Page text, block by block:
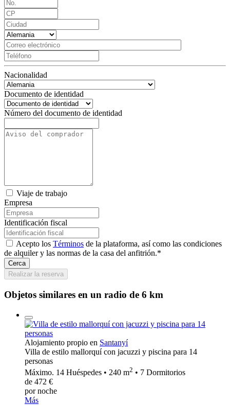
Nacionalidad
Documento de identidad
Número del documento de identidad
Viaje de trabajo
Empresa
Identificación fiscal
Acepto los Términos de la plataforma, así como las condiciones
de alquiler y las normas de la casa del anfitrión.*
Cerca
Realizar la reserva
Objetos similares en un radio de 6 km
Alojamiento propio en Santanyí
Villa de estilo mallorquí con jacuzzi y piscina para 14
personas
Máximo. 14 Huéspedes • 240 m2 • 7 Dormitorios
de 472 €
por noche
Más